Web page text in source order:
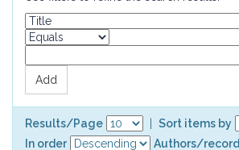
Results/Page
Sort items by
In order
Authors/record